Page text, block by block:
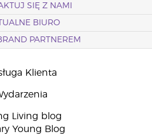
SIĘ Z NAMI
BIURO
PARTNEREM
Klienta
Living blog
Young Blog